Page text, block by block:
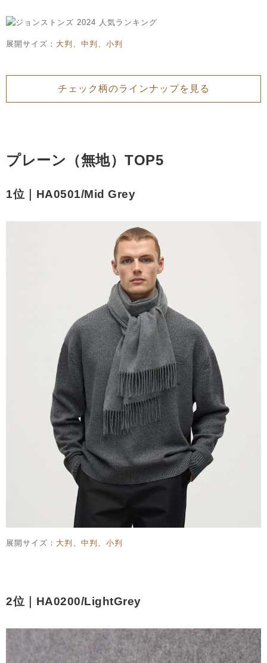
展開サイズ： 大判 中判 小判
チェック柄のラインナップを見る
プレーン（無地）TOP5
1位｜HA0501/Mid Grey
展開サイズ： 大判 中判 小判
2位｜HA0200/LightGrey